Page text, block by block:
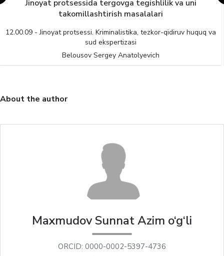
Jinoyat protsessida tergovga tegishlilik va uni
takomillashtirish masalalari
12.00.09 - Jinoyat protsessi. Kriminalistika, tezkor-qidiruv huquq va
sud ekspertizasi
Belousov Sergey Anatolyevich
About the author
Maxmudov Sunnat Azim o‘g‘li
ORCID: 0000-0002-5397-4736